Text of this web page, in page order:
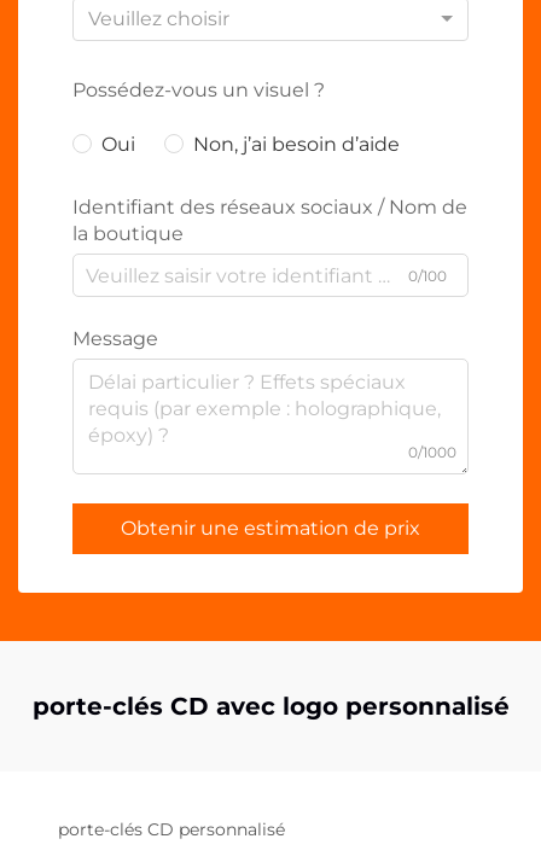
Veuillez choisir
Possédez-vous un visuel ?
Oui Non, j’ai besoin d’aide
Identifiant des réseaux sociaux / Nom de
la boutique
0/100
Message
0/1000
Obtenir une estimation de prix
porte-clés CD avec logo personnalisé
porte-clés CD personnalisé